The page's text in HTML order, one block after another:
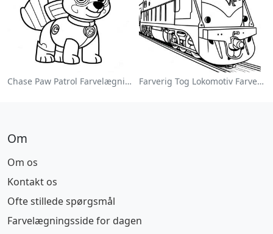
Chase Paw Patrol Farvelægningsside Farverig Tog Lokomotiv Farvelægningsside
Om
Om os
Kontakt os
Ofte stillede spørgsmål
Farvelægningsside for dagen